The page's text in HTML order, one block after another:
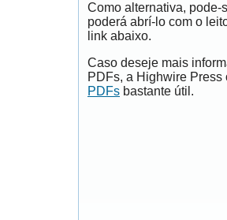
Como alternativa, pode-
poderá abrí-lo com o
link abaixo.
Caso deseje mais
PDFs, a Highwire
PDFs bastante útil.